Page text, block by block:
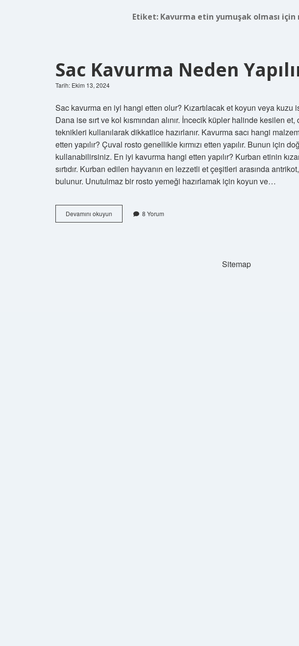
Etiket: Kavurma etin yumuşak olması için
Sac Kavurma Neden
Tarih: Ekim 13, 2024
Sac kavurma en iyi hangi etten olur? Kızartılacak et koyun veya kuzu
Dana ise sırt ve kol kısmından alınır. İncecik küpler halinde kesilen
teknikleri kullanılarak dikkatlice hazırlanır. Kavurma sacı hangi
etten yapılır? Çuval rosto genellikle kırmızı etten yapılır. Bunun için
kullanabilirsiniz. En iyi kavurma hangi etten yapılır? Kurban etinin
sırtıdır. Kurban edilen hayvanın en lezzetli et çeşitleri arasında
bulunur. Unutulmaz bir rosto yemeği hazırlamak için koyun ve…
Devamını okuyun
Kavurma
8 Yorum
Sitemap